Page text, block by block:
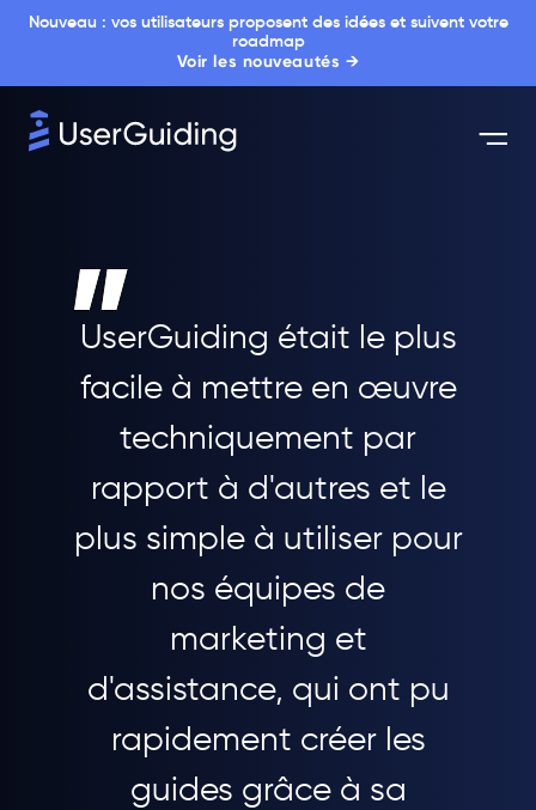
Nouveau : vos utilisateurs proposent des idées et suivent votre
roadmap
Voir les nouveautés →
UserGuiding était le plus
facile à mettre en œuvre
techniquement par
rapport à d'autres et le
plus simple à utiliser pour
nos équipes de
marketing et
d'assistance, qui ont pu
rapidement créer les
guides grâce à sa